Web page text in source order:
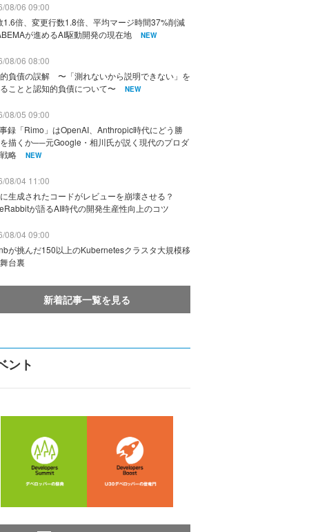
08/06 09:00
1.6倍、変更行数1.8倍、平均マージ時間37%削減
が進めるAI駆動開発の現在地
NEW
08/06 08:00
負債の誤解 〜「測れないから説明できない」を
ことと認知的負債について〜
NEW
08/05 09:00
録「Rimo」はOpenAI、Anthropic時代にどう勝
描くか──元Google・相川氏が説く現代のプロダ
略
NEW
08/04 11:00
生成されたコードがレビューを崩壊させる？
が語るAI時代の開発生産性向上のコツ
08/04 09:00
が挑んだ150以上のKubernetesクラスタ大規模移
台裏
新着記事一覧を見る
ント